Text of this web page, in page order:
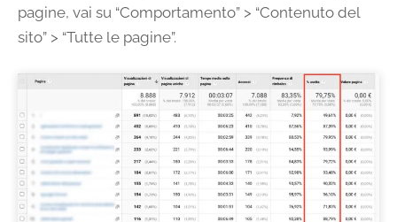
pagine, vai su “Comportamento” > “Contenuto del
sito” > “Tutte le pagine”.